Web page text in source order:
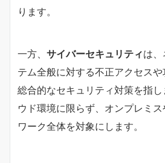
ります。
一方、 サイバーセキュリティは、
テム全般に対する不正アクセス
総合的なセキュリティ対策を指
ウド環境に限らず、オンプレミ
ワーク全体を対象にします。